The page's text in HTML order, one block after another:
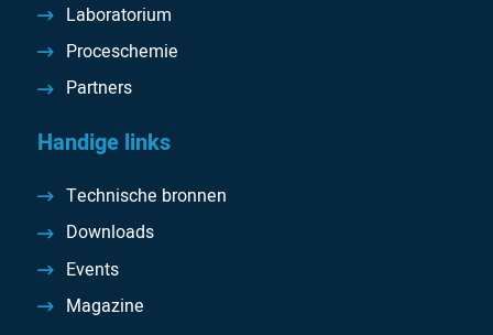
Laboratorium
Proceschemie
Partners
Handige links
Technische bronnen
Downloads
Events
Magazine